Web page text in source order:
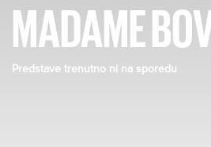
MADAME
Predstave trenutno ni na sporedu